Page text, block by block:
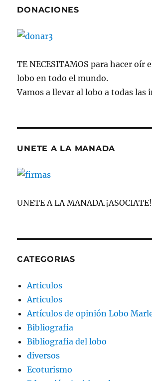
DONACIONES
TE NECESITAMOS para hacer oír
lobo en todo el mundo.
Vamos a llevar al lobo a todas las
UNETE A LA MANADA
UNETE A LA
CATEGORIAS
Articulos
Articulos
Artículos de opinión Lobo
Bibliografia
Bibliografia del lobo
diversos
Ecoturismo